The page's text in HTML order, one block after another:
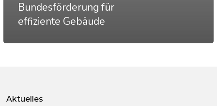
Bundesförderung für
effiziente Gebäude
Aktuelles